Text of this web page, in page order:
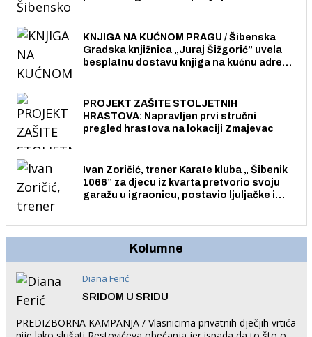
KNJIGA NA KUĆNOM PRAGU / Šibenska
Gradska knjižnica „Juraj Šižgorić” uvela
besplatnu dostavu knjiga na kućnu adresu
PROJEKT ZAŠITE STOLJETNIH
HRASTOVA: Napravljen prvi stručni
pregled hrastova na lokaciji Zmajevac
Ivan Zoričić, trener Karate kluba „ Šibenik
1066” za djecu iz kvarta pretvorio svoju
garažu u igraonicu, postavio ljuljačke i
Kolumne
Diana Ferić
SRIDOM U SRIDU
PREDIZBORNA KAMPANJA / Vlasnicima privatnih dječjih vrtića